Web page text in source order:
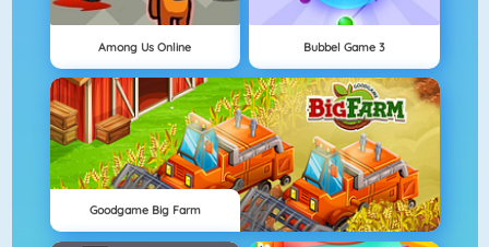
Among Us Online Bubbel Game 3
Goodgame Big Farm